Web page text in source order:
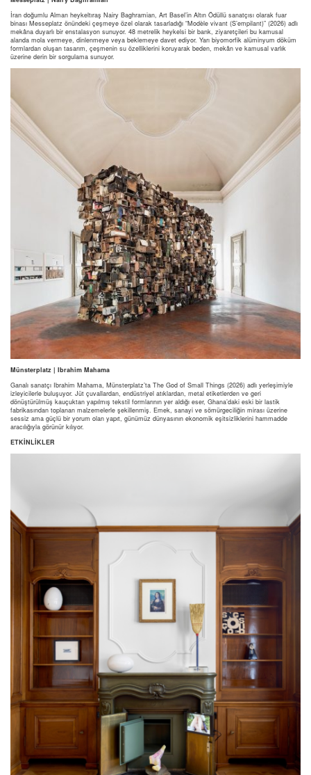
İran doğumlu Alman heykeltıraş Nairy Baghramian, Art Basel’in Altın Ödüllü sanatçısı olarak fuar
binası Messeplatz önündeki çeşmeye özel olarak tasarladığı “Modèle vivant (S’empilant)” (2026) adlı
mekâna duyarlı bir enstalasyon sunuyor. 48 metrelik heykelsi bir bank, ziyaretçileri bu kamusal
alanda mola vermeye, dinlenmeye veya beklemeye davet ediyor. Yarı biyomorfik alüminyum döküm
formlardan oluşan tasarım, çeşmenin su özelliklerini koruyarak beden, mekân ve kamusal varlık
üzerine derin bir sorgulama sunuyor.
Münsterplatz | Ibrahim Mahama
Ganalı sanatçı Ibrahim Mahama, Münsterplatz’ta The God of Small Things (2026) adlı yerleşimiyle
izleyicilerle buluşuyor. Jüt çuvallardan, endüstriyel atıklardan, metal etiketlerden ve geri
dönüştürülmüş kauçuktan yapılmış tekstil formlarının yer aldığı eser, Ghana’daki eski bir lastik
fabrikasından toplanan malzemelerle şekillenmiş. Emek, sanayi ve sömürgeciliğin mirası üzerine
sessiz ama güçlü bir yorum olan yapıt, günümüz dünyasının ekonomik eşitsizliklerini hammadde
aracılığıyla görünür kılıyor.
ETKİNLİKLER